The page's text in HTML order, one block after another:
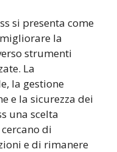
si presenta come
la
strumenti
La
la gestione
e la sicurezza dei
una scelta
di
e di rimanere